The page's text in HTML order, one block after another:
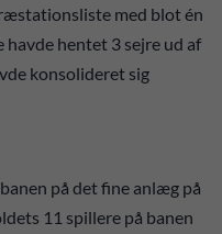
med blot én
havde hentet 3 sejre ud af
konsolideret sig
på det fine anlæg på
11 spillere på banen